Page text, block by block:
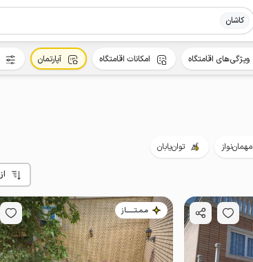
کاشان
مهمان‌نواز توان‌یابان
مـمـتــــــاز
ویژگی‌های اقامتگاه امکانات اقامتگاه آپارتمان